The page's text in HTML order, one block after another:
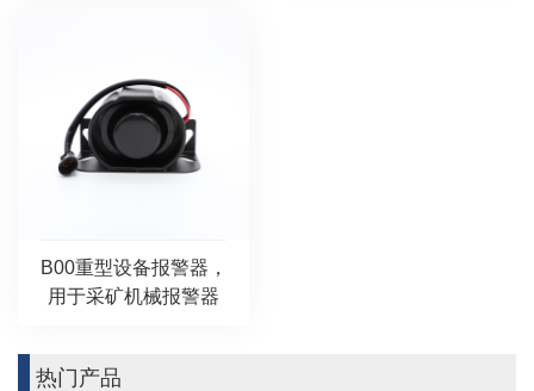
B00重型设备报警器，
用于采矿机械报警器
热门产品